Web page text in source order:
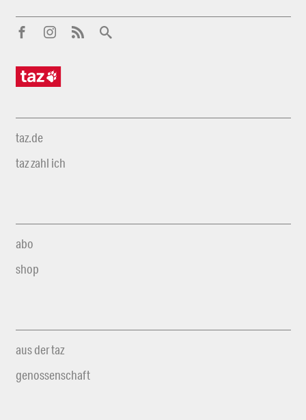
taz.de
taz zahl ich
abo
shop
aus der taz
genossenschaft